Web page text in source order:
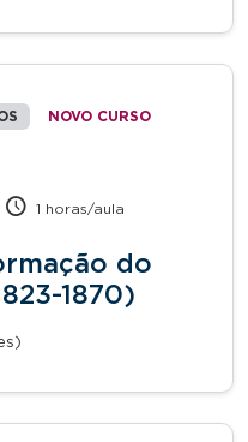
NOVO CURSO
1 horas/aula
do
1870)